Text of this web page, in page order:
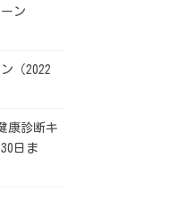
ン
（2022
康診断キ
日ま